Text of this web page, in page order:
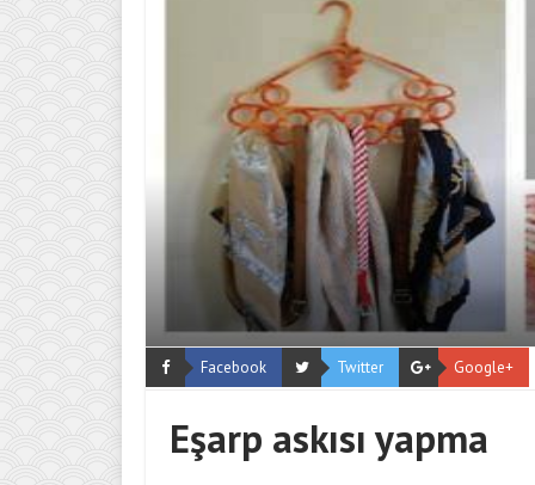
Facebook Twitter Google+
Eşarp askısı yapma